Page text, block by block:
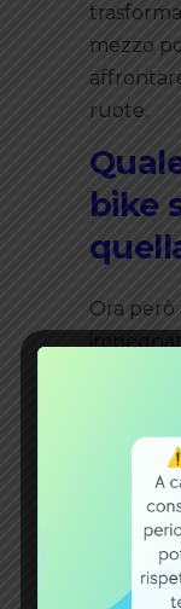
mezzo
ruote.
bike
Ora però
da 36V e
motore
testa e